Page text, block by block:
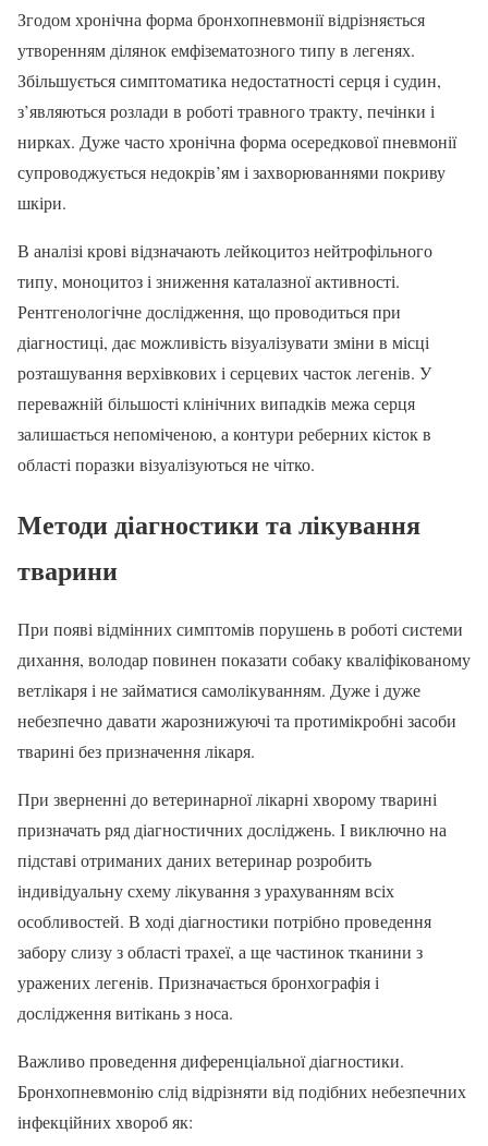
Згодом хронічна форма бронхопневмонії відрізняється
утворенням ділянок емфізематозного типу в легенях.
Збільшується симптоматика недостатності серця і судин,
з’являються розлади в роботі травного тракту, печінки і
нирках. Дуже часто хронічна форма осередкової пневмонії
супроводжується недокрів’ям і захворюваннями покриву
шкіри.
В аналізі крові відзначають лейкоцитоз нейтрофільного
типу, моноцитоз і зниження каталазної активності.
Рентгенологічне дослідження, що проводиться при
діагностиці, дає можливість візуалізувати зміни в місці
розташування верхівкових і серцевих часток легенів. У
переважній більшості клінічних випадків межа серця
залишається непоміченою, а контури реберних кісток в
області поразки візуалізуються не чітко.
Методи діагностики та лікування
тварини
При появі відмінних симптомів порушень в роботі системи
дихання, володар повинен показати собаку кваліфікованому
ветлікаря і не займатися самолікуванням. Дуже і дуже
небезпечно давати жарознижуючі та протимікробні засоби
тварині без призначення лікаря.
При зверненні до ветеринарної лікарні хворому тварині
призначать ряд діагностичних досліджень. І виключно на
підставі отриманих даних ветеринар розробить
індивідуальну схему лікування з урахуванням всіх
особливостей. В ході діагностики потрібно проведення
забору слизу з області трахеї, а ще частинок тканини з
уражених легенів. Призначається бронхографія і
дослідження витікань з носа.
Важливо проведення диференціальної діагностики.
Бронхопневмонію слід відрізняти від подібних небезпечних
інфекційних хвороб як: